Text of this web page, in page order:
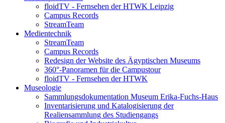
floidTV - Fernsehen der HTWK Leipzig
Campus Records
StreamTeam
Medientechnik
StreamTeam
Campus Records
Redesign der Website des Ägyptischen Museums
360°-Panoramen für die Campustour
floidTV - Fernsehen der HTWK
Museologie
Sammlungsdokumentation Museum Erika-Fuchs-Haus
Inventarisierung und Katalogisierung der
Realiensammlung des Studiengangs